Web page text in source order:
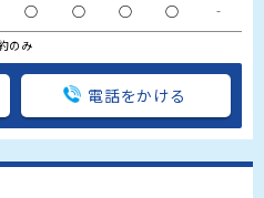
○ ○ ○ ○ ‐
のみ
電話をかける